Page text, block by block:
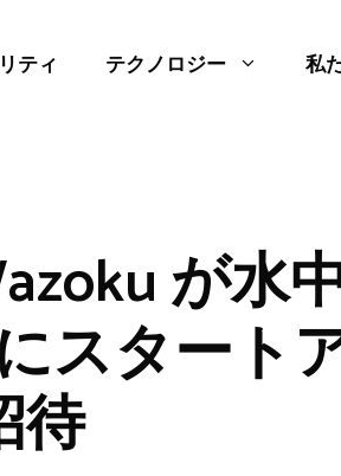
ティ テクノロジー 私
が水
スタート
待